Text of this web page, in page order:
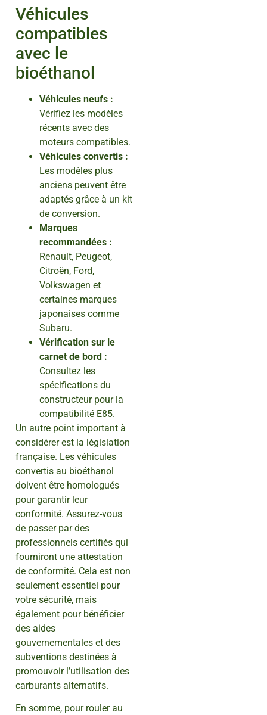
Véhicules
compatibles
avec le
bioéthanol
Véhicules neufs :
Vérifiez les modèles
récents avec des
moteurs compatibles.
Véhicules convertis :
Les modèles plus
anciens peuvent être
adaptés grâce à un kit
de conversion.
Marques
recommandées :
Renault, Peugeot,
Citroën, Ford,
Volkswagen et
certaines marques
japonaises comme
Subaru.
Vérification sur le
carnet de bord :
Consultez les
spécifications du
constructeur pour la
compatibilité E85.
Un autre point important à
considérer est la législation
française. Les véhicules
convertis au bioéthanol
doivent être homologués
pour garantir leur
conformité. Assurez-vous
de passer par des
professionnels certifiés qui
fourniront une attestation
de conformité. Cela est non
seulement essentiel pour
votre sécurité, mais
également pour bénéficier
des aides
gouvernementales et des
subventions destinées à
promouvoir l’utilisation des
carburants alternatifs.
En somme, pour rouler au